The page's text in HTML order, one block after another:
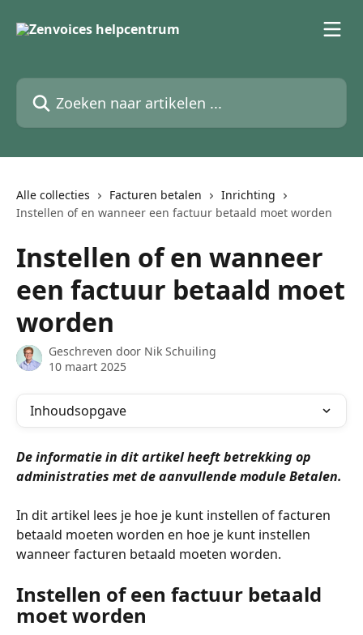
Zoeken naar artikelen ...
Alle collecties Facturen betalen
Inrichting
Instellen of en wanneer een factuur betaald moet worden
Instellen of en wanneer
een factuur betaald moet
worden
Geschreven door Nik Schuiling
10 maart 2025
Inhoudsopgave
De informatie in dit artikel heeft betrekking op
administraties met de aanvullende module Betalen.
In dit artikel lees je hoe je kunt instellen of facturen
betaald moeten worden en hoe je kunt instellen
wanneer facturen betaald moeten worden.
Instellen of een factuur betaald
moet worden